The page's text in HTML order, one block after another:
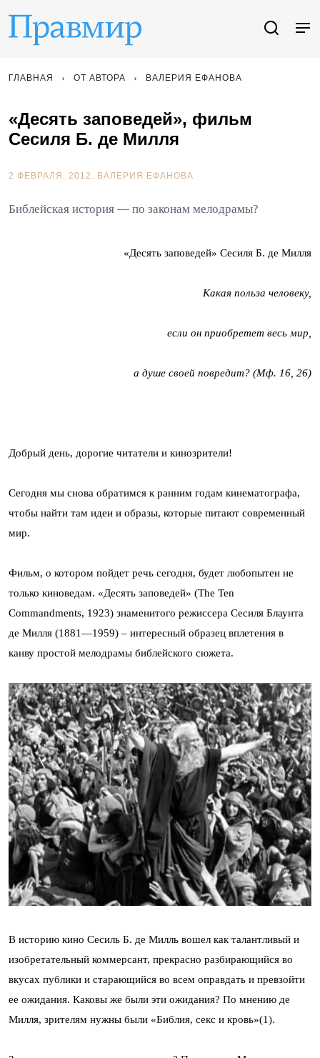
ГЛАВНАЯ ОТ АВТОРА ВАЛЕРИЯ ЕФАНОВА
«Десять заповедей», фильм
Сесиля Б. де Милля
2 ФЕВРАЛЯ, 2012. ВАЛЕРИЯ ЕФАНОВА
Библейская история — по законам мелодрамы?
«Десять заповедей» Сесиля Б. де Милля
Какая польза человеку,
если он приобретет весь мир,
а душе своей повредит? (Мф. 16, 26)
Добрый день, дорогие читатели и кинозрители!
Сегодня мы снова обратимся к ранним годам кинематографа,
чтобы найти там идеи и образы, которые питают современный
мир.
Фильм, о котором пойдет речь сегодня, будет любопытен не
только киноведам. «Десять заповедей» (The Ten
Commandments, 1923) знаменитого режиссера Сесиля Блаунта
де Милля (1881—1959) – интересный образец вплетения в
канву простой мелодрамы библейского сюжета.
В историю кино Сесиль Б. де Милль вошел как талантливый и
изобретательный коммерсант, прекрасно разбирающийся во
вкусах публики и старающийся во всем оправдать и превзойти
ее ожидания. Каковы же были эти ожидания? По мнению де
Милля, зрителям нужны были «Библия, секс и кровь»(1).